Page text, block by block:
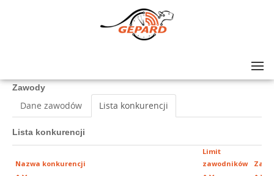
Zawody
Dane zawodów Lista konkurencji
Lista konkurencji
Nazwa konkurencji
Limit
zawodników